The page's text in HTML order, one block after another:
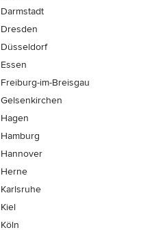
Darmstadt
Dresden
Düsseldorf
Essen
Freiburg-im-Breisgau
Gelsenkirchen
Hagen
Hamburg
Hannover
Herne
Karlsruhe
Kiel
Köln